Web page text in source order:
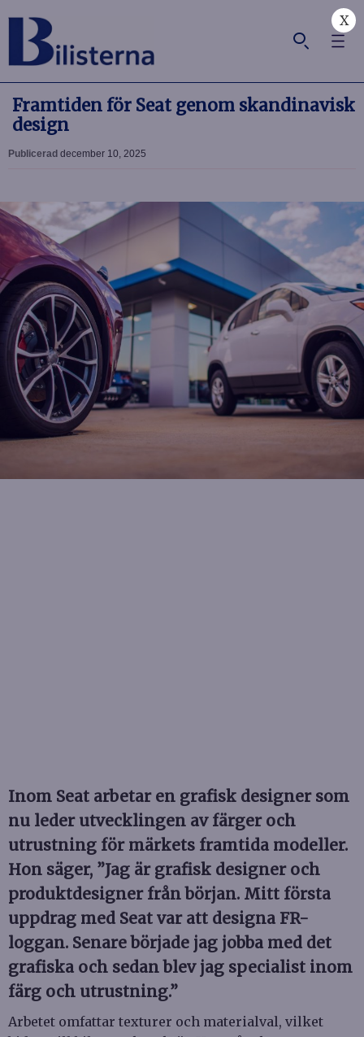
X
Framtiden för Seat genom skandinavisk
design
Publicerad december 10, 2025
Inom Seat arbetar en grafisk designer som
nu leder utvecklingen av färger och
utrustning för märkets framtida modeller.
Hon säger, ”Jag är grafisk designer och
produktdesigner från början. Mitt första
uppdrag med Seat var att designa FR-
loggan. Senare började jag jobba med det
grafiska och sedan blev jag specialist inom
färg och utrustning.”
Arbetet omfattar texturer och materialval, vilket